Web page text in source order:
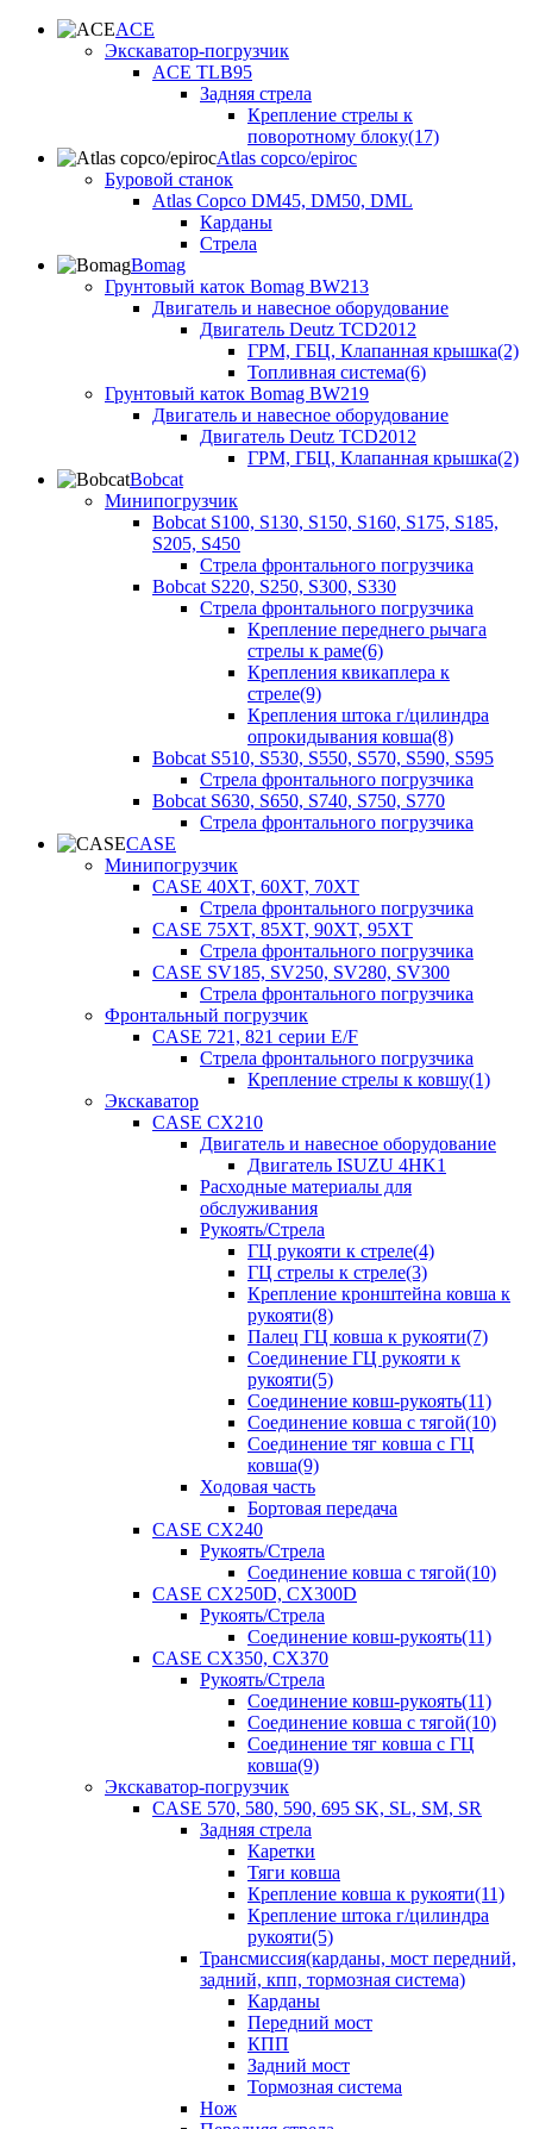
ACE
Экскаватор-погрузчик
ACE TLB95
Задняя стрела
Крепление стрелы к
поворотному блоку(17)
Atlas copco/epiroc
Буровой станок
Atlas Copco DM45, DM50, DML
Карданы
Стрела
Bomag
Грунтовый каток Bomag BW213
Двигатель и навесное оборудование
Двигатель Deutz TCD2012
ГРМ, ГБЦ, Клапанная крышка(2)
Топливная система(6)
Грунтовый каток Bomag BW219
Двигатель и навесное оборудование
Двигатель Deutz TCD2012
ГРМ, ГБЦ, Клапанная крышка(2)
Bobcat
Минипогрузчик
Bobcat S100, S130, S150, S160, S175, S185,
S205, S450
Стрела фронтального погрузчика
Bobcat S220, S250, S300, S330
Стрела фронтального погрузчика
Крепление переднего рычага
стрелы к раме(6)
Крепления квикаплера к
стреле(9)
Крепления штока г/цилиндра
опрокидывания ковша(8)
Bobcat S510, S530, S550, S570, S590, S595
Стрела фронтального погрузчика
Bobcat S630, S650, S740, S750, S770
Стрела фронтального погрузчика
CASE
Минипогрузчик
CASE 40XT, 60XT, 70XT
Стрела фронтального погрузчика
CASE 75XT, 85XT, 90XT, 95XT
Стрела фронтального погрузчика
CASE SV185, SV250, SV280, SV300
Стрела фронтального погрузчика
Фронтальный погрузчик
CASE 721, 821 серии E/F
Стрела фронтального погрузчика
Крепление стрелы к ковшу(1)
Экскаватор
CASE CX210
Двигатель и навесное оборудование
Двигатель ISUZU 4HK1
Расходные материалы для
обслуживания
Рукоять/Стрела
ГЦ рукояти к стреле(4)
ГЦ стрелы к стреле(3)
Крепление кронштейна ковша к
рукояти(8)
Палец ГЦ ковша к рукояти(7)
Соединение ГЦ рукояти к
рукояти(5)
Соединение ковш-рукоять(11)
Соединение ковша с тягой(10)
Соединение тяг ковша с ГЦ
ковша(9)
Ходовая часть
Бортовая передача
CASE CX240
Рукоять/Стрела
Соединение ковша с тягой(10)
CASE CX250D, CX300D
Рукоять/Стрела
Соединение ковш-рукоять(11)
CASE CX350, CX370
Рукоять/Стрела
Соединение ковш-рукоять(11)
Соединение ковша с тягой(10)
Соединение тяг ковша с ГЦ
ковша(9)
Экскаватор-погрузчик
CASE 570, 580, 590, 695 SK, SL, SM, SR
Задняя стрела
Каретки
Тяги ковша
Крепление ковша к рукояти(11)
Крепление штока г/цилиндра
рукояти(5)
Трансмиссия(карданы, мост передний,
задний, кпп, тормозная система)
Карданы
Передний мост
КПП
Задний мост
Тормозная система
Нож